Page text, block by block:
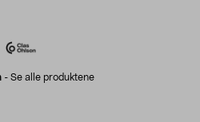
- Se alle produktene